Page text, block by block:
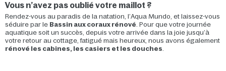
Vous n’avez pas oublié votre maillot ?
Rendez-vous au paradis de la natation, l’Aqua Mundo, et laissez-vous
séduire par le Bassin aux coraux rénové. Pour que votre journée
aquatique soit un succès, depuis votre arrivée dans la joie jusqu’à
votre retour au cottage, fatigué mais heureux, nous avons également
rénové les cabines, les casiers et les douches.